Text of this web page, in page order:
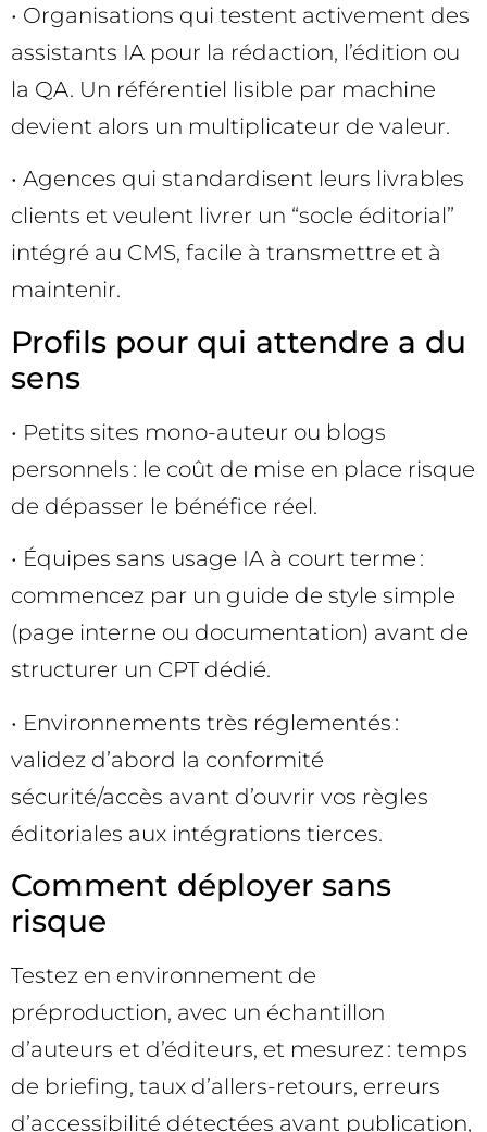
• Organisations qui testent activement des
assistants IA pour la rédaction, l’édition ou
la QA. Un référentiel lisible par machine
devient alors un multiplicateur de valeur.
• Agences qui standardisent leurs livrables
clients et veulent livrer un “socle éditorial”
intégré au CMS, facile à transmettre et à
maintenir.
Profils pour qui attendre a du
sens
• Petits sites mono-auteur ou blogs
personnels : le coût de mise en place risque
de dépasser le bénéfice réel.
• Équipes sans usage IA à court terme :
commencez par un guide de style simple
(page interne ou documentation) avant de
structurer un CPT dédié.
• Environnements très réglementés :
validez d’abord la conformité
sécurité/accès avant d’ouvrir vos règles
éditoriales aux intégrations tierces.
Comment déployer sans
risque
Testez en environnement de
préproduction, avec un échantillon
d’auteurs et d’éditeurs, et mesurez : temps
de briefing, taux d’allers-retours, erreurs
d’accessibilité détectées avant publication,